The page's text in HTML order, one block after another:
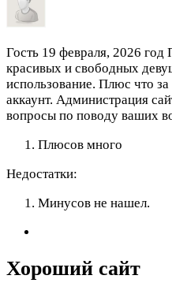
Гость 19 февраля, 2026 год
красивых и свободных
использование. Плюс что
аккаунт. Администрация
вопросы по поводу ваших
Плюсов много
Недостатки:
Минусов не нашел.
Хороший сайт